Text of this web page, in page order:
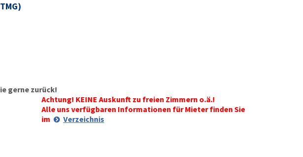
gerne zurück!
Achtung! KEINE Auskunft zu freien Zimmern o.ä.!
Alle uns verfügbaren Informationen für Mieter finden Sie
im
Verzeichnis